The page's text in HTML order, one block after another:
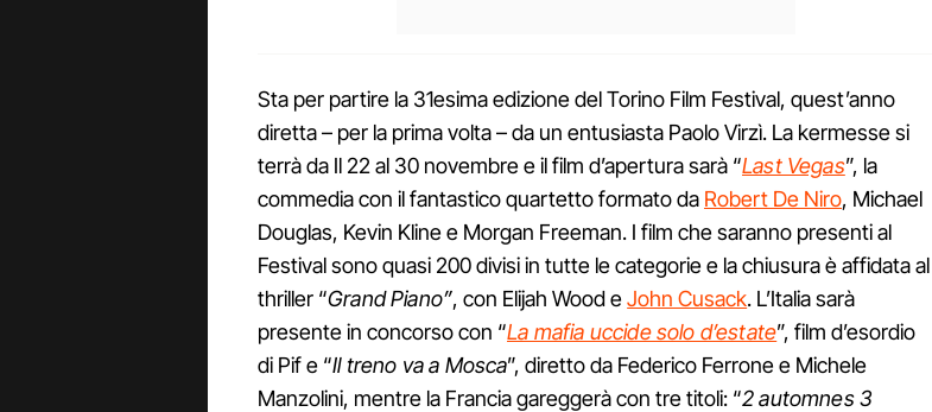
Sta per partire la 31esima edizione del Torino Film Festival, quest’anno
diretta – per la prima volta – da un entusiasta Paolo Virzì. La kermesse si
terrà da Il 22 al 30 novembre e il film d’apertura sarà “Last Vegas”, la
commedia con il fantastico quartetto formato da Robert De Niro, Michael
Douglas, Kevin Kline e Morgan Freeman. I film che saranno presenti al
Festival sono quasi 200 divisi in tutte le categorie e la chiusura è affidata al
thriller “Grand Piano”, con Elijah Wood eJohn Cusack. L’Italia sarà
presente in concorso con “La mafia uccide solo d’estate”, film d’esordio
di Pif e “Il treno va a Mosca”, diretto da Federico Ferrone e Michele
Manzolini, mentre la Francia gareggerà con tre titoli: “2 automnes 3